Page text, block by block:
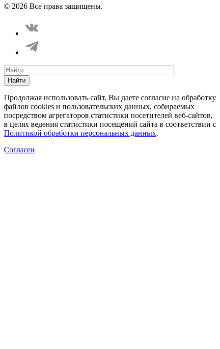
© 2026 Все права защищены.
Найти
Продолжая использовать сайт, Вы даете согласие на обработку
файлов cookies и пользовательских данных, собираемых
посредством агрегаторов статистики посетителей веб-сайтов,
в целях ведения статистики посещений сайта в соответствии с
Политикой обработки персональных данных.
Согласен